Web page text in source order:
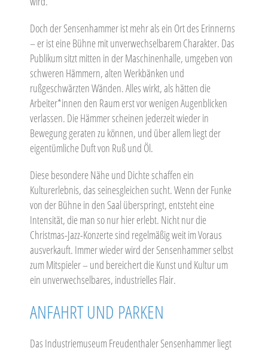
Doch der Sensenhammer ist mehr als ein Ort des Erinnerns
– er ist eine Bühne mit unverwechselbarem Charakter. Das
Publikum sitzt mitten in der Maschinenhalle, umgeben von
schweren Hämmern, alten Werkbänken und
rußgeschwärzten Wänden. Alles wirkt, als hätten die
Arbeiter*innen den Raum erst vor wenigen Augenblicken
verlassen. Die Hämmer scheinen jederzeit wieder in
Bewegung geraten zu können, und über allem liegt der
eigentümliche Duft von Ruß und Öl.
Diese besondere Nähe und Dichte schaffen ein
Kulturerlebnis, das seinesgleichen sucht. Wenn der Funke
von der Bühne in den Saal überspringt, entsteht eine
Intensität, die man so nur hier erlebt. Nicht nur die
Christmas-Jazz-Konzerte sind regelmäßig weit im Voraus
ausverkauft. Immer wieder wird der Sensenhammer selbst
zum Mitspieler – und bereichert die Kunst und Kultur um
ein unverwechselbares, industrielles Flair.
ANFAHRT UND PARKEN
Das Industriemuseum Freudenthaler Sensenhammer liegt